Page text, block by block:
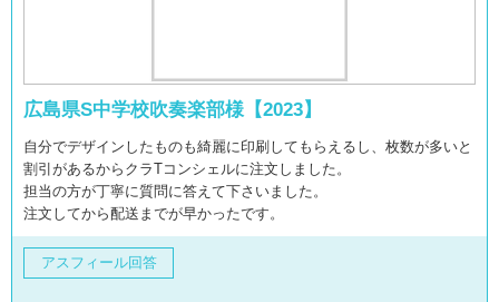
広島県S中学校吹奏楽部様【2023】
自分でデザインしたものも綺麗に印刷してもらえるし、枚数が多いと
割引があるからクラTコンシェルに注文しました。
担当の方が丁寧に質問に答えて下さいました。
注文してから配送までが早かったです。
アスフィール回答